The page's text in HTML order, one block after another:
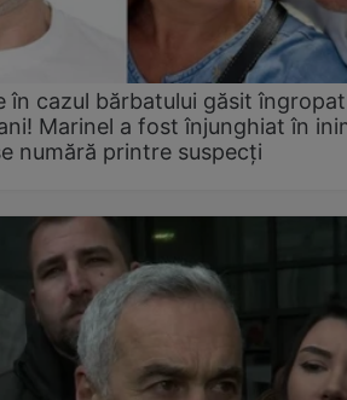
în cazul bărbatului găsit
Marinel a fost înjunghiat în
numără printre suspecți